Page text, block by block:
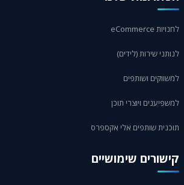
לחנויות eCommerce
לנותני שירות (לידים)
למשווקים ושותפים
למשפיענים ויוצרי תוכן
תוכנית שותפים אלי אקספרס
קישורים שימושיים